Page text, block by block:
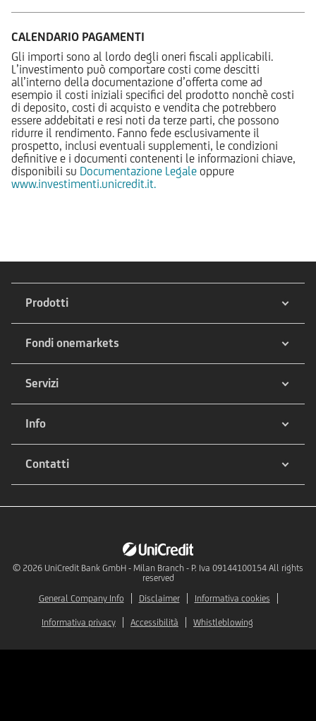
CALENDARIO PAGAMENTI
Gli importi sono al lordo degli oneri fiscali applicabili.
L’investimento può comportare costi come descitti
all’interno della documentazione d’offerta come ad
esempio il costi iniziali specifici del prodotto nonchè costi
di deposito, costi di acquisto e vendita che potrebbero
essere addebitati e resi noti da terze parti, che possono
ridurre il rendimento. Fanno fede esclusivamente il
prospetto, inclusi eventuali supplementi, le condizioni
definitive e i documenti contenenti le informazioni chiave,
disponibili su Documentazione Legale oppure
www.investimenti.unicredit.it.
Prodotti
Fondi onemarkets
Servizi
Info
Contatti
© 2026 UniCredit Bank GmbH - Milan Branch - P. Iva 09144100154 All rights
reserved
General Company Info
Disclaimer Informativa cookies
Informativa privacy Accessibilità Whistleblowing